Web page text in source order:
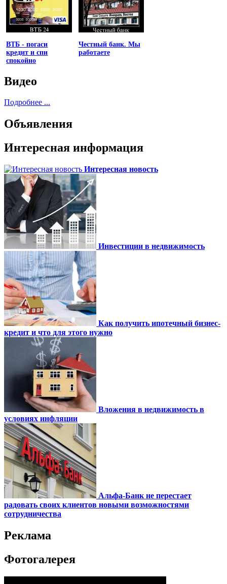
ВТБ - погаси
кредит и спи
спокойно
Честный банк. Мы
работаете
Видео
Подробнее ...
Объявления
Интересная информация
Интересная новость
Инвестиции в недвижимость
Как получить ипотечный бизнес-
кредит и что для этого нужно
Вложения в недвижимость в
условиях инфляции
Альфа-Банк не перестает
радовать своих клиентов новыми возможностями
сотрудничества
Реклама
Фотогалерея